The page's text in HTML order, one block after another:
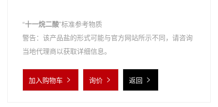
“十一烷二酸”标准参考物质
警告：该产品盐的形式可能与官方网站所示不同，请咨询
当地代理商以获取详细信息。
加入购物车 询价 返回